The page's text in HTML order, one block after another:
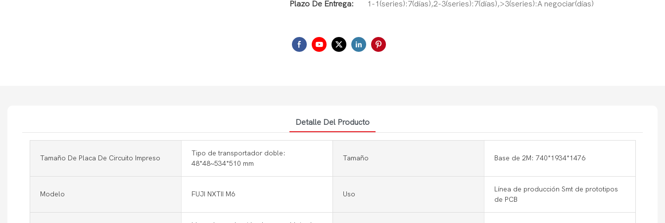
Plazo De Entrega:
1-1(series):7(días),2-3(series):7(días),>3(series):A negociar(días)
Detalle Del Producto
Tamaño De Placa De Circuito Impreso
Tipo de transportador doble:
48*48~534*510 mm
Tamaño Base de 2M: 740*1934*1476
Modelo FUJI NXTII M6 Uso
Línea de producción Smt de prototipos
de PCB